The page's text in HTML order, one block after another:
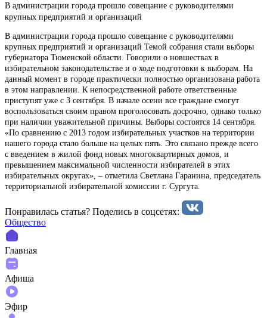
В администрации города прошло совещание с руководителями
крупных предприятий и организаций
В администрации города прошло совещание с руководителями
крупных предприятий и организаций Темой собрания стали выборы
губернатора Тюменской области. Говорили о новшествах в
избирательном законодательстве и о ходе подготовки к выборам. На
данный момент в городе практически полностью организована работа
в этом направлении. К непосредственной работе ответственные
приступят уже с 3 сентября. В начале осени все граждане смогут
воспользоваться своим правом проголосовать досрочно, однако только
при наличии уважительной причины. Выборы состоятся 14 сентября.
«По сравнению с 2013 годом избирательных участков на территории
нашего города стало больше на целых пять. Это связано прежде всего
с введением в жилой фонд новых многоквартирных домов, и
превышением максимальной численности избирателей в этих
избирательных округах», – отметила Светлана Гаранина, председатель
территориальной избирательной комиссии г. Сургута.
Понравилась статья? Поделиcь в соцсетях:
Общество
Главная
Афиша
Эфир